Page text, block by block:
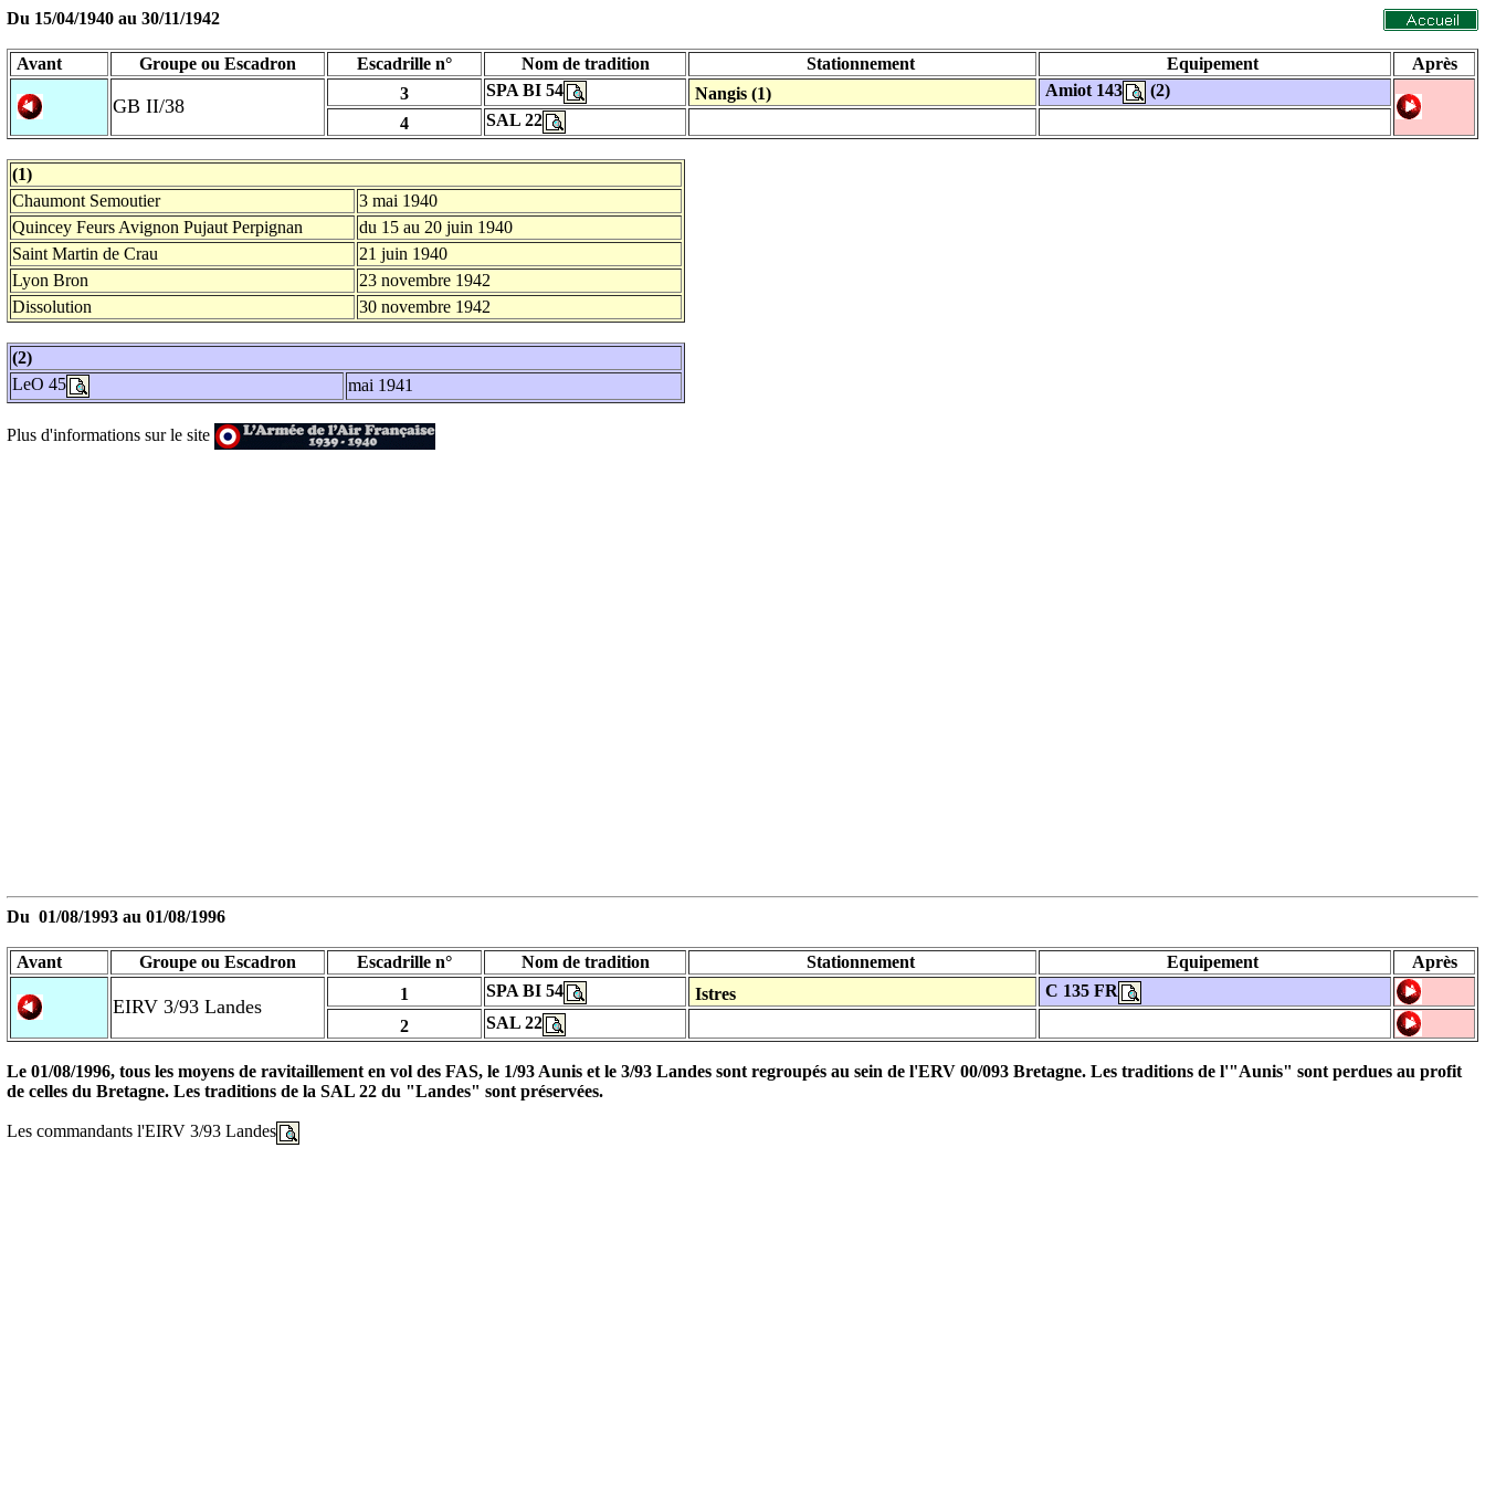
Du 15/04/1940 au 30/11/1942
Avant Groupe ou Escadron Escadrille n° Nom de tradition Stationnement Equipement Après
GB II/38
3 SPA BI 54 Nangis (1) Amiot 143
(2)
4
SAL 22
(1)
Chaumont Semoutier
3 mai 1940
Quincey Feurs Avignon Pujaut Perpignan
du 15 au 20 juin 1940
Saint Martin de Crau
21 juin 1940
Lyon Bron
23 novembre 1942
Dissolution
30 novembre 1942
(2)
LeO 45
mai 1941
Plus d'informations sur le site
Du 01/08/1993 au 01/08/1996
Avant Groupe ou Escadron Escadrille n° Nom de tradition Stationnement Equipement Après
EIRV 3/93 Landes
1 SPA BI 54 Istres
C 135 FR
2
SAL 22
Le 01/08/1996, tous les moyens de ravitaillement en vol des FAS, le 1/93 Aunis et le 3/93 Landes sont regroupés au sein de l'ERV 00/093 Bretagne. Les traditions de l'"Aunis" sont perdues au profit
de celles du Bretagne. Les traditions de la SAL 22 du "Landes" sont préservées.
Les commandants l'EIRV 3/93 Landes